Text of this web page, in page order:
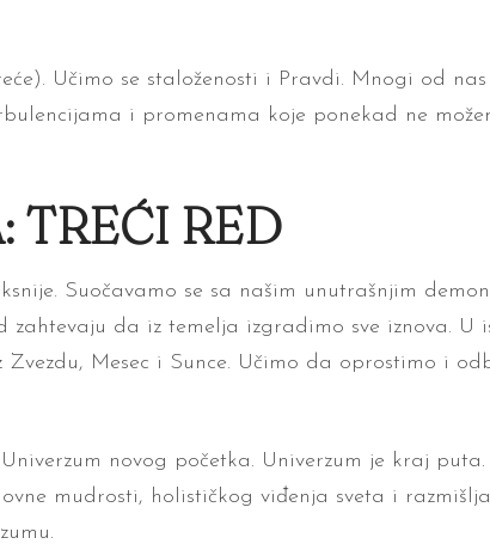
Učimo se staloženosti i Pravdi. Mnogi od
i promenama koje ponekad ne
TREĆI RED
Suočavamo se sa našim unutrašnjim
da iz temelja izgradimo sve iznova. U
Mesec i Sunce. Učimo da oprostimo i
novog početka. Univerzum je kraj
mudrosti, holističkog viđenja sveta i